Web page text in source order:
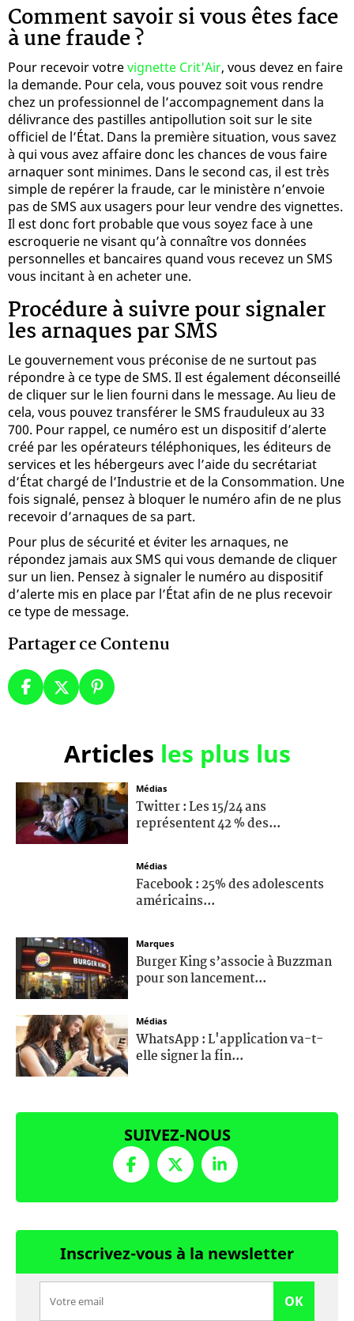
Comment savoir si vous êtes face
à une fraude ?
Pour recevoir votrevignette Crit'Air, vous devez en faire
la demande. Pour cela, vous pouvez soit vous rendre
chez un professionnel de l’accompagnement dans la
délivrance des pastilles antipollution soit sur le site
officiel de l’État. Dans la première situation, vous savez
à qui vous avez affaire donc les chances de vous faire
arnaquer sont minimes. Dans le second cas, il est très
simple de repérer la fraude, car le ministère n’envoie
pas de SMS aux usagers pour leur vendre des vignettes.
Il est donc fort probable que vous soyez face à une
escroquerie ne visant qu’à connaître vos données
personnelles et bancaires quand vous recevez un SMS
vous incitant à en acheter une.
Procédure à suivre pour signaler
les arnaques par SMS
Le gouvernement vous préconise de ne surtout pas
répondre à ce type de SMS. Il est également déconseillé
de cliquer sur le lien fourni dans le message. Au lieu de
cela, vous pouvez transférer le SMS frauduleux au 33
700. Pour rappel, ce numéro est un dispositif d’alerte
créé par les opérateurs téléphoniques, les éditeurs de
services et les hébergeurs avec l’aide du secrétariat
d’État chargé de l’Industrie et de la Consommation. Une
fois signalé, pensez à bloquer le numéro afin de ne plus
recevoir d’arnaques de sa part.
Pour plus de sécurité et éviter les arnaques, ne
répondez jamais aux SMS qui vous demande de cliquer
sur un lien. Pensez à signaler le numéro au dispositif
d’alerte mis en place par l’État afin de ne plus recevoir
ce type de message.
Partager ce Contenu
Articles les plus lus
Médias
Twitter : Les 15/24 ans
représentent 42 % des...
Médias
Facebook : 25% des adolescents
américains...
Marques
Burger King s’associe à Buzzman
pour son lancement...
Médias
WhatsApp : L'application va-t-
elle signer la fin...
SUIVEZ-NOUS
Inscrivez-vous à la newsletter
OK